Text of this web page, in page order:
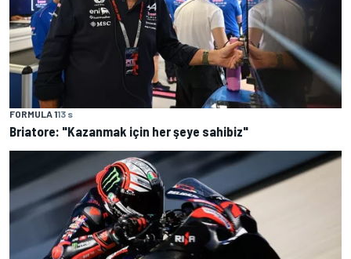
FORMULA 113 s
Briatore: "Kazanmak için her şeye sahibiz"